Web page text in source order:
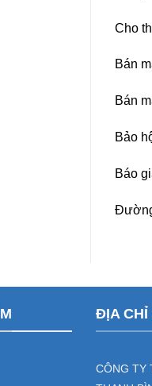
Cho
Bán
Bán
Bảo
Báo
ĐỊA CHỈ
CÔNG TY